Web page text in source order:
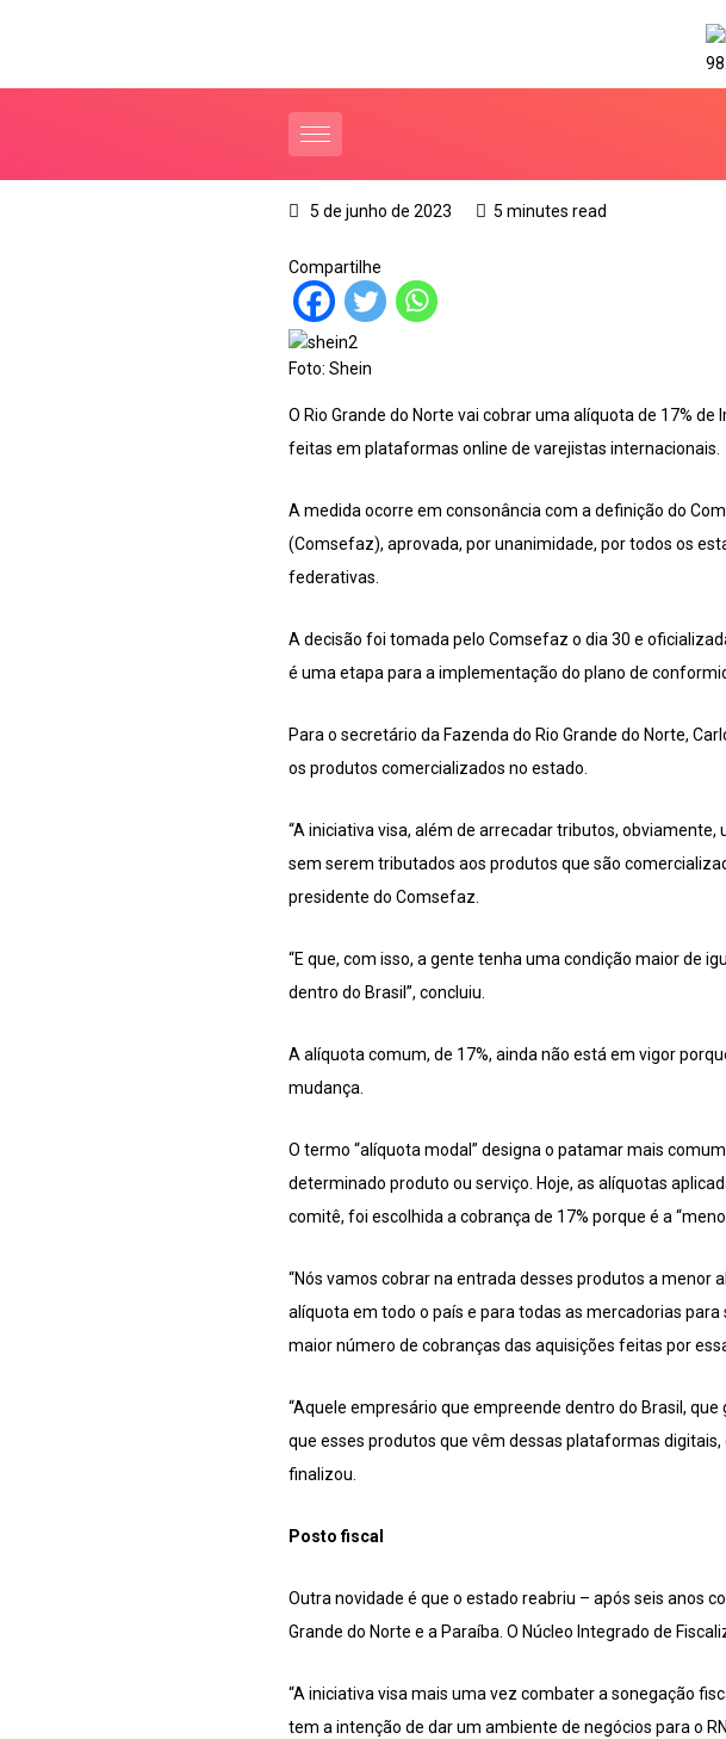
5 de junho de 2023 5 minutes read
Compartilhe
Foto: Shein
O Rio Grande do Norte vai cobrar uma alíquota de 17%
feitas em plataformas online de varejistas internacionais.
A medida ocorre em consonância com a definição do
(Comsefaz), aprovada, por unanimidade, por todos os
federativas.
A decisão foi tomada pelo Comsefaz o dia 30 e
é uma etapa para a implementação do plano de
Para o secretário da Fazenda do Rio Grande do Norte,
os produtos comercializados no estado.
“A iniciativa visa, além de arrecadar tributos,
sem serem tributados aos produtos que são
presidente do Comsefaz.
“E que, com isso, a gente tenha uma condição maior de
dentro do Brasil”, concluiu.
A alíquota comum, de 17%, ainda não está em vigor
mudança.
O termo “alíquota modal” designa o patamar mais
determinado produto ou serviço. Hoje, as alíquotas
comitê, foi escolhida a cobrança de 17% porque é a
“Nós vamos cobrar na entrada desses produtos a menor
alíquota em todo o país e para todas as mercadorias
maior número de cobranças das aquisições feitas por
“Aquele empresário que empreende dentro do Brasil,
que esses produtos que vêm dessas plataformas
finalizou.
Posto fiscal
Outra novidade é que o estado reabriu – após seis anos
Grande do Norte e a Paraíba. O Núcleo Integrado de
“A iniciativa visa mais uma vez combater a sonegação
tem a intenção de dar um ambiente de negócios para o